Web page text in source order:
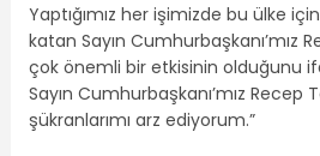
Yaptığımız her işimizde bu ülke
katan Sayın Cumhurbaşkanı’mız
çok önemli bir etkisinin olduğunu
Sayın Cumhurbaşkanı’mız Recep
şükranlarımı arz ediyorum.”